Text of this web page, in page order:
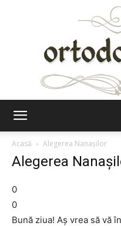
Acasă
Alegerea Nanaşilor
Alegerea
0
0
Bună ziua! Aş vrea să vă